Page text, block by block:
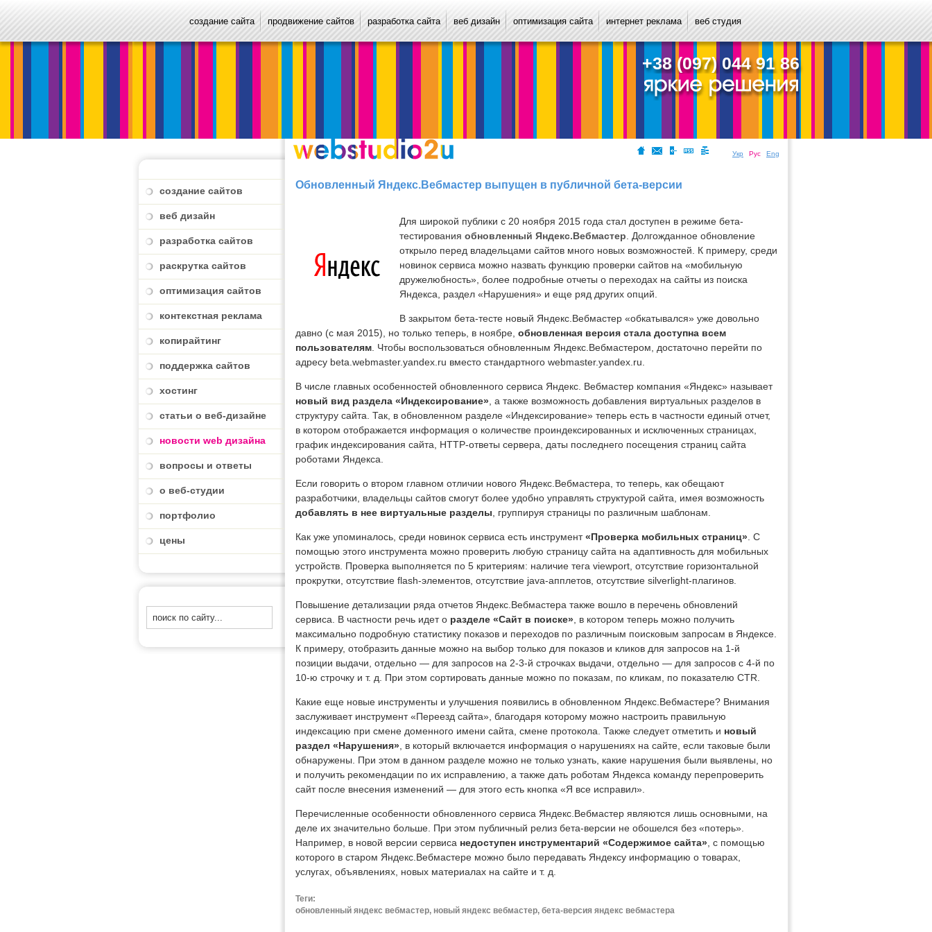
создание сайта продвижение сайтов разработка сайта веб дизайн оптимизация сайта интернет реклама веб студия
+38 (097) 044 91 86
создание сайтов
веб дизайн
разработка сайтов
раскрутка сайтов
оптимизация сайтов
контекстная реклама
копирайтинг
поддержка сайтов
хостинг
статьи о веб-дизайне
новости web дизайна
вопросы и ответы
о веб-студии
портфолио
цены
Укр Рус Eng
Обновленный Яндекс.Вебмастер выпущен в публичной бета-версии
Для широкой публики с 20 ноября 2015 года стал доступен в режиме бета-
тестирования обновленный Яндекс.Вебмастер . Долгожданное обновление
открыло перед владельцами сайтов много новых возможностей. К примеру, среди
новинок сервиса можно назвать функцию проверки сайтов на «мобильную
дружелюбность», более подробные отчеты о переходах на сайты из поиска
Яндекса, раздел «Нарушения» и еще ряд других опций.
В закрытом бета-тесте новый Яндекс.Вебмастер «обкатывался» уже довольно
давно (с мая 2015), но только теперь, в ноябре, обновленная версия стала доступна всем
пользователям . Чтобы воспользоваться обновленным Яндекс.Вебмастером, достаточно перейти по
адресу beta.webmaster.yandex.ru вместо стандартного webmaster.yandex.ru.
В числе главных особенностей обновленного сервиса Яндекс. Вебмастер компания «Яндекс» называет
новый вид раздела «Индексирование» , а также возможность добавления виртуальных разделов в
структуру сайта. Так, в обновленном разделе «Индексирование» теперь есть в частности единый отчет,
в котором отображается информация о количестве проиндексированных и исключенных страницах,
график индексирования сайта, HTTP-ответы сервера, даты последнего посещения страниц сайта
роботами Яндекса.
Если говорить о втором главном отличии нового Яндекс.Вебмастера, то теперь, как обещают
разработчики, владельцы сайтов смогут более удобно управлять структурой сайта, имея возможность
добавлять в нее виртуальные разделы , группируя страницы по различным шаблонам.
Как уже упоминалось, среди новинок сервиса есть инструмент«Проверка мобильных страниц» . С
помощью этого инструмента можно проверить любую страницу сайта на адаптивность для мобильных
устройств. Проверка выполняется по 5 критериям: наличие тега viewport, отсутствие горизонтальной
прокрутки, отсутствие flash-элементов, отсутствие java-апплетов, отсутствие silverlight-плагинов.
Повышение детализации ряда отчетов Яндекс.Вебмастера также вошло в перечень обновлений
сервиса. В частности речь идет о разделе «Сайт в поиске» , в котором теперь можно получить
максимально подробную статистику показов и переходов по различным поисковым запросам в Яндексе.
К примеру, отобразить данные можно на выбор только для показов и кликов для запросов на 1-й
позиции выдачи, отдельно — для запросов на 2-3-й строчках выдачи, отдельно — для запросов с 4-й по
10-ю строчку и т. д. При этом сортировать данные можно по показам, по кликам, по показателю CTR.
Какие еще новые инструменты и улучшения появились в обновленном Яндекс.Вебмастере? Внимания
заслуживает инструмент «Переезд сайта», благодаря которому можно настроить правильную
индексацию при смене доменного имени сайта, смене протокола. Также следует отметить и новый
раздел «Нарушения» , в который включается информация о нарушениях на сайте, если таковые были
обнаружены. При этом в данном разделе можно не только узнать, какие нарушения были выявлены, но
и получить рекомендации по их исправлению, а также дать роботам Яндекса команду перепроверить
сайт после внесения изменений — для этого есть кнопка «Я все исправил».
Перечисленные особенности обновленного сервиса Яндекс.Вебмастер являются лишь основными, на
деле их значительно больше. При этом публичный релиз бета-версии не обошелся без «потерь».
Например, в новой версии сервиса недоступен инструментарий «Содержимое сайта» , с помощью
которого в старом Яндекс.Вебмастере можно было передавать Яндексу информацию о товарах,
услугах, объявлениях, новых материалах на сайте и т. д.
Теги:
обновленный яндекс вебмастер, новый яндекс вебмастер, бета-версия яндекс вебмастера